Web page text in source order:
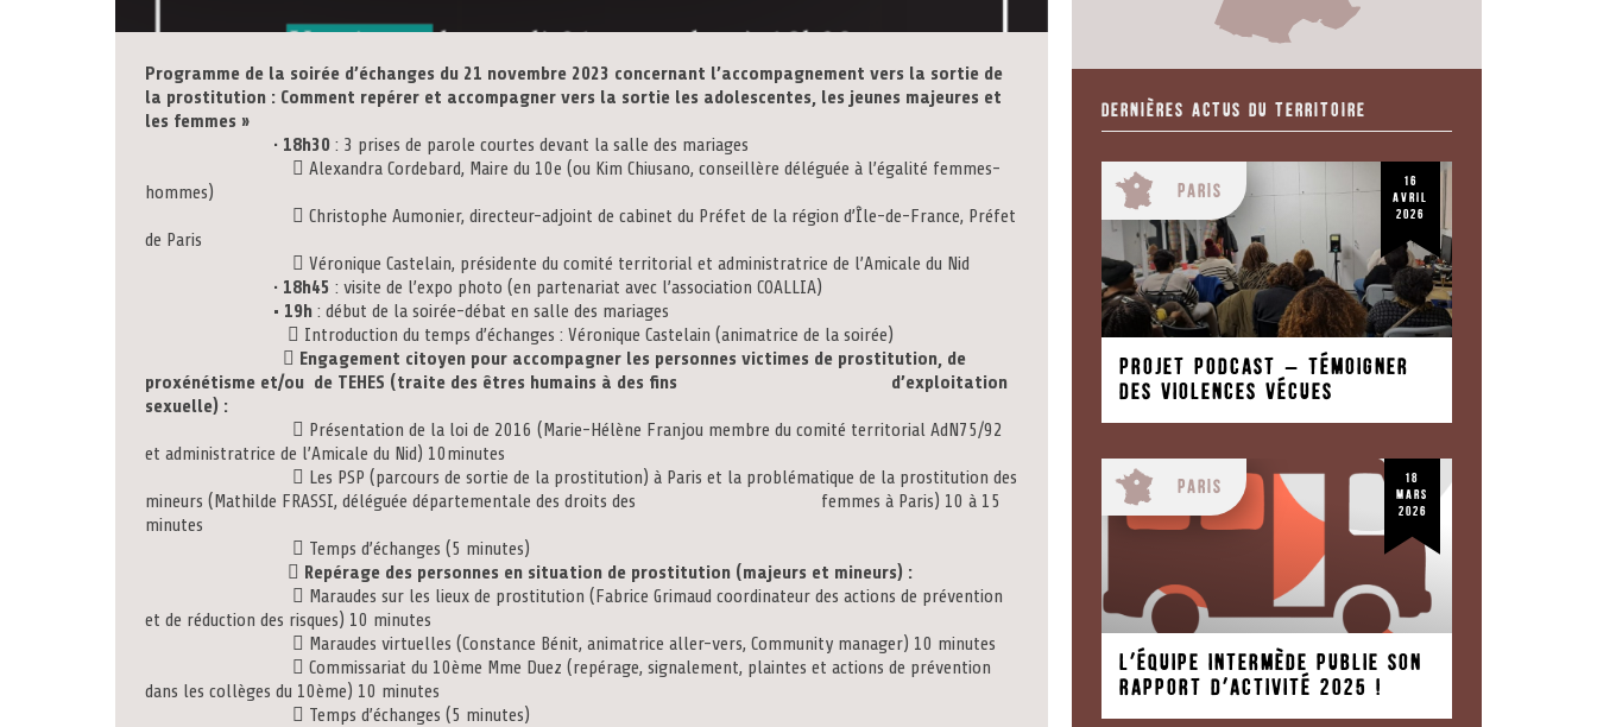
Programme de la soirée d’échanges du 21 novembre 2023 concernant l’accompagnement vers la sortie de
la prostitution : Comment repérer et accompagner vers la sortie les adolescentes, les jeunes majeures et
les femmes »
• 18h30 : 3 prises de parole courtes devant la salle des mariages
 Alexandra Cordebard, Maire du 10e (ou Kim Chiusano, conseillère déléguée à l’égalité femmes-
hommes)
 Christophe Aumonier, directeur-adjoint de cabinet du Préfet de la région d’Île-de-France, Préfet
de Paris
 Véronique Castelain, présidente du comité territorial et administratrice de l’Amicale du Nid
• 18h45 : visite de l’expo photo (en partenariat avec l’association COALLIA)
• 19h : début de la soirée-débat en salle des mariages
 Introduction du temps d’échanges : Véronique Castelain (animatrice de la soirée)
 Engagement citoyen pour accompagner les personnes victimes de prostitution, de
proxénétisme et/ou de TEHES (traite des êtres humains à des fins d’exploitation
sexuelle) :
 Présentation de la loi de 2016 (Marie-Hélène Franjou membre du comité territorial AdN75/92
et administratrice de l’Amicale du Nid) 10minutes
 Les PSP (parcours de sortie de la prostitution) à Paris et la problématique de la prostitution des
mineurs (Mathilde FRASSI, déléguée départementale des droits des femmes à Paris) 10 à 15
minutes
 Temps d’échanges (5 minutes)
 Repérage des personnes en situation de prostitution (majeurs et mineurs) :
 Maraudes sur les lieux de prostitution (Fabrice Grimaud coordinateur des actions de prévention
et de réduction des risques) 10 minutes
 Maraudes virtuelles (Constance Bénit, animatrice aller-vers, Community manager) 10 minutes
 Commissariat du 10ème Mme Duez (repérage, signalement, plaintes et actions de prévention
dans les collèges du 10ème) 10 minutes
 Temps d’échanges (5 minutes)
Dernières actus du territoire
Paris
16
avril
2026
Projet Podcast – Témoigner
des violences vécues
Paris
18
mars
2026
L’équipe intermède publie son
rapport d’activité 2025 !